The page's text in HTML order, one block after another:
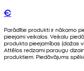
€
Parādītie produkti ir nākamo
pieejami veikalos. Veikalu
produkta pieejamības (dažas
Attēlos redzami paraugu
produktiem. Piedāvājums